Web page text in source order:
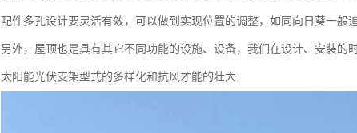
配件多孔设计要灵活有效，可以做到实现位置的调整，如同向日葵一般
另外，屋顶也是具有其它不同功能的设施、设备，我们在设计、安装的
太阳能光伏支架型式的多样化和抗风才能的壮大